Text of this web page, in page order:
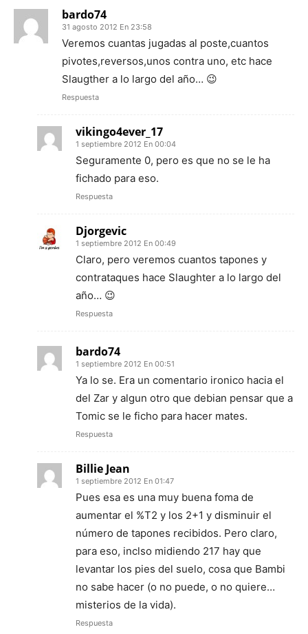
bardo74
31 agosto 2012 En 23:58
Veremos cuantas jugadas al poste,cuantos
pivotes,reversos,unos contra uno, etc hace
Slaugther a lo largo del año… 😉
Respuesta
vikingo4ever_17
1 septiembre 2012 En 00:04
Seguramente 0, pero es que no se le ha
fichado para eso.
Respuesta
Djorgevic
1 septiembre 2012 En 00:49
Claro, pero veremos cuantos tapones y
contrataques hace Slaughter a lo largo del
año… 😉
Respuesta
bardo74
1 septiembre 2012 En 00:51
Ya lo se. Era un comentario ironico hacia el
del Zar y algun otro que debian pensar que a
Tomic se le ficho para hacer mates.
Respuesta
Billie Jean
1 septiembre 2012 En 01:47
Pues esa es una muy buena foma de
aumentar el %T2 y los 2+1 y disminuir el
número de tapones recibidos. Pero claro,
para eso, inclso midiendo 217 hay que
levantar los pies del suelo, cosa que Bambi
no sabe hacer (o no puede, o no quiere…
misterios de la vida).
Respuesta